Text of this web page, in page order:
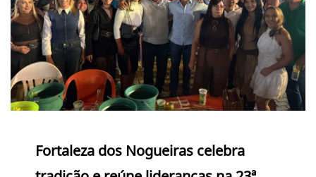
Fortaleza dos Nogueiras celebra